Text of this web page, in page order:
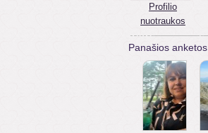
Profilio
nuotraukos
Panašios anketos